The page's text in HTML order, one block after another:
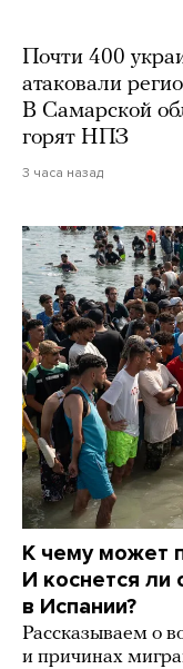
Почти 400
атаковали
В Самарской
горят НПЗ
3 часа назад
К чему может
И коснется ли
в Испании?
Рассказываем о
и причинах